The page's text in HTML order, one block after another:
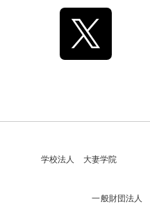
学校法人 大妻学院
一般財団法人